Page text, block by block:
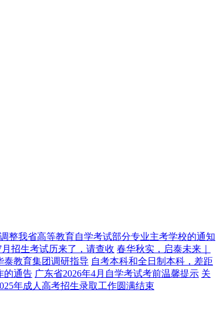
整我省高等教育自学考试部分专业主考学校的通知
月招生考试历来了，请查收 春华秋实，启泰未来｜
泰教育集团调研指导 自考本科和全日制本科，差距
的通告 广东省2026年4月自学考试考前温馨提示 关
年成人高考招生录取工作圆满结束